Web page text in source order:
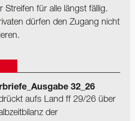
Streifen für alle längst fällig.
dürfen den Zugang nicht
32_26
aufs Land ff 29/26 über
der